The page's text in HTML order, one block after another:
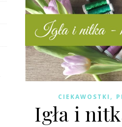
CIEKAWOSTKI ,
Igła i